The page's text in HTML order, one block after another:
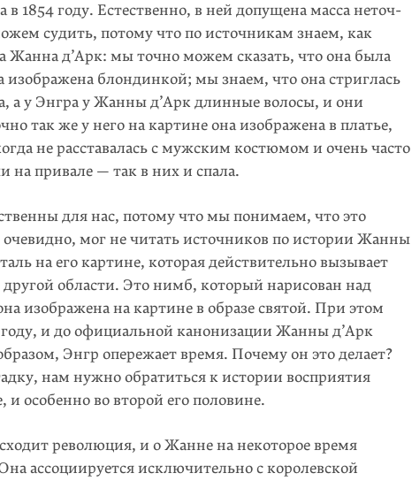
в 1854 году. Естественно, в ней допущена масса неточ­
судить, потому что по источникам знаем, как
Жанна д’Арк: мы точно можем сказать, что она была
изображена блондинкой; мы знаем, что она стриглась
а у Энгра у Жанны д’Арк длинные волосы, и они
так же у него на картине она изображена в платье,
не расставалась с мужским костюмом и очень часто
на привале — так в них и спала.
для нас, потому что мы понимаем, что это
мог не читать источников по истории Жанны
на его картине, которая действительно вызывает
области. Это нимб, который нари­сован над
изображена на картине в образе святой. При этом
году, и до официальной канонизации Жанны д’Арк
Энгр опережает время. Почему он это делает?
нам нужно обратиться к истории восприятия
особенно во второй его половине.
революция, и о Жанне на некоторое время
ассоциируется исключительно с королевской